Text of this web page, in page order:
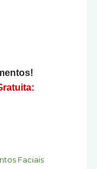
Faciais